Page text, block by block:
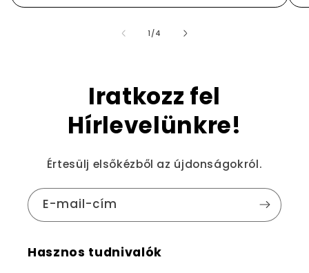
1 //4
Iratkozz fel
Hírlevelünkre!
Értesülj elsőkézből az újdonságokról.
E-mail-cím
Hasznos tudnivalók